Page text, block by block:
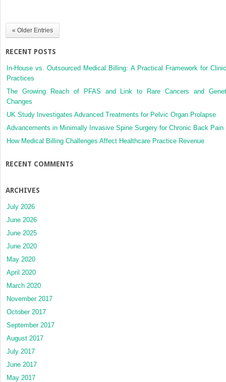
« Older Entries
RECENT POSTS
In-House vs. Outsourced Medical Billing: A Practical Framework for
Practices
The Growing Reach of PFAS and Link to Rare Cancers and
Changes
UK Study Investigates Advanced Treatments for Pelvic Organ Prolapse
Advancements in Minimally Invasive Spine Surgery for Chronic Back Pain
How Medical Billing Challenges Affect Healthcare Practice Revenue
RECENT COMMENTS
ARCHIVES
July 2026
June 2026
June 2025
June 2020
May 2020
April 2020
March 2020
November 2017
October 2017
September 2017
August 2017
July 2017
June 2017
May 2017